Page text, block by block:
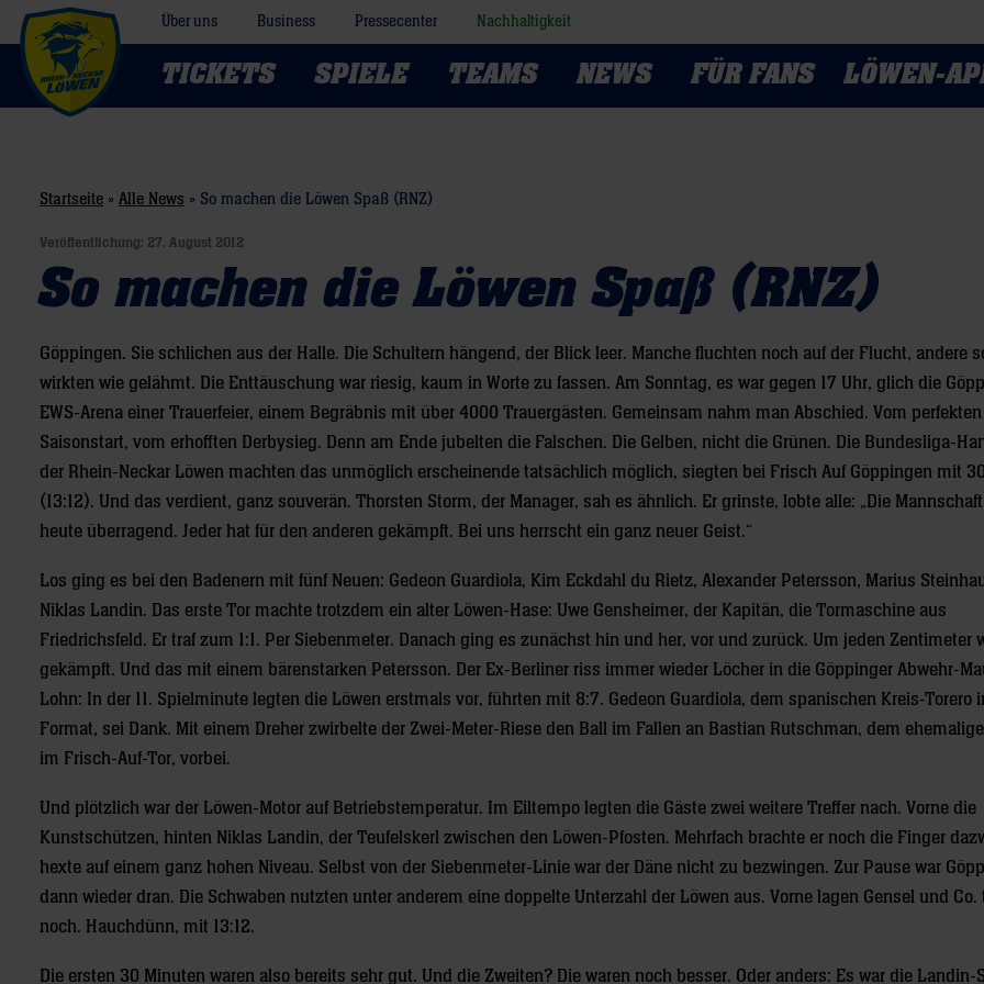
Über uns Business Pressecenter Nachhaltigkeit
TICKETS SPIELE TEAMS NEWS FÜR FANS LÖWEN-
Startseite » Alle News » So machen die Löwen Spaß (RNZ)
Veröffentlichung: 27. August 2012
So machen die Löwen Spaß (RNZ)
Göppingen. Sie schlichen aus der Halle. Die Schultern hängend, der Blick leer. Manche fluchten noch auf der Flucht, andere
wirkten wie gelähmt. Die Enttäuschung war riesig, kaum in Worte zu fassen. Am Sonntag, es war gegen 17 Uhr, glich die
EWS-Arena einer Trauerfeier, einem Begräbnis mit über 4000 Trauergästen. Gemeinsam nahm man Abschied. Vom perfekten
Saisonstart, vom erhofften Derbysieg. Denn am Ende jubelten die Falschen. Die Gelben, nicht die Grünen. Die Bundesliga-
der Rhein-Neckar Löwen machten das unmöglich erscheinende tatsächlich möglich, siegten bei Frisch Auf Göppingen mit
(13:12). Und das verdient, ganz souverän. Thorsten Storm, der Manager, sah es ähnlich. Er grinste, lobte alle: „Die
heute überragend. Jeder hat für den anderen gekämpft. Bei uns herrscht ein ganz neuer Geist.“
Los ging es bei den Badenern mit fünf Neuen: Gedeon Guardiola, Kim Eckdahl du Rietz, Alexander Petersson, Marius
Niklas Landin. Das erste Tor machte trotzdem ein alter Löwen-Hase: Uwe Gensheimer, der Kapitän, die Tormaschine aus
Friedrichsfeld. Er traf zum 1:1. Per Siebenmeter. Danach ging es zunächst hin und her, vor und zurück. Um jeden Zentimeter
gekämpft. Und das mit einem bärenstarken Petersson. Der Ex-Berliner riss immer wieder Löcher in die Göppinger Abwehr-
Lohn: In der 11. Spielminute legten die Löwen erstmals vor, führten mit 8:7. Gedeon Guardiola, dem spanischen Kreis-Torero
Format, sei Dank. Mit einem Dreher zwirbelte der Zwei-Meter-Riese den Ball im Fallen an Bastian Rutschman, dem
im Frisch-Auf-Tor, vorbei.
Und plötzlich war der Löwen-Motor auf Betriebstemperatur. Im Eiltempo legten die Gäste zwei weitere Treffer nach. Vorne die
Kunstschützen, hinten Niklas Landin, der Teufelskerl zwischen den Löwen-Pfosten. Mehrfach brachte er noch die Finger
hexte auf einem ganz hohen Niveau. Selbst von der Siebenmeter-Linie war der Däne nicht zu bezwingen. Zur Pause war
dann wieder dran. Die Schwaben nutzten unter anderem eine doppelte Unterzahl der Löwen aus. Vorne lagen Gensel und Co.
noch. Hauchdünn, mit 13:12.
Die ersten 30 Minuten waren also bereits sehr gut. Und die Zweiten? Die waren noch besser. Oder anders: Es war die Landin-